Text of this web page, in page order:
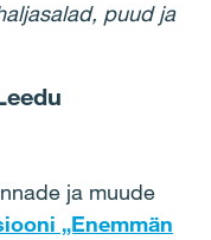
puud ja
ja muude
„Enemmän